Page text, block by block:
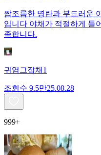
짭조름한 명란과 부드러운
입니다 야채가 적절하게 들
족합니다.
귀염그잡채1
조회수 9.5만25.08.28
999+